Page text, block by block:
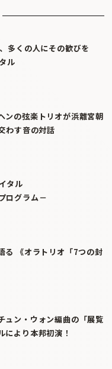
多くの人にその歓びを
ル
ンの弦楽トリオが浜離宮朝
わす音の対話
タル
ログラム－
る 《オラトリオ「7つの封
ュン・ウォン編曲の「展覧
により本邦初演！